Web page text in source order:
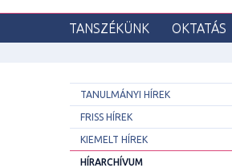
TANSZÉKÜNK OKTATÁS
TANULMÁNYI HÍREK
FRISS HÍREK
KIEMELT HÍREK
HÍRARCHÍVUM